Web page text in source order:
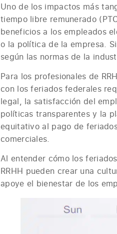
Uno de los impactos más
tiempo libre remunerado
beneficios a los empleados
o la política de la empresa.
según las normas de la
Para los profesionales de
con los feriados federales
legal, la satisfacción del
políticas transparentes y la
equitativo al pago de
comerciales.
Al entender cómo los
RRHH pueden crear una
apoye el bienestar de los